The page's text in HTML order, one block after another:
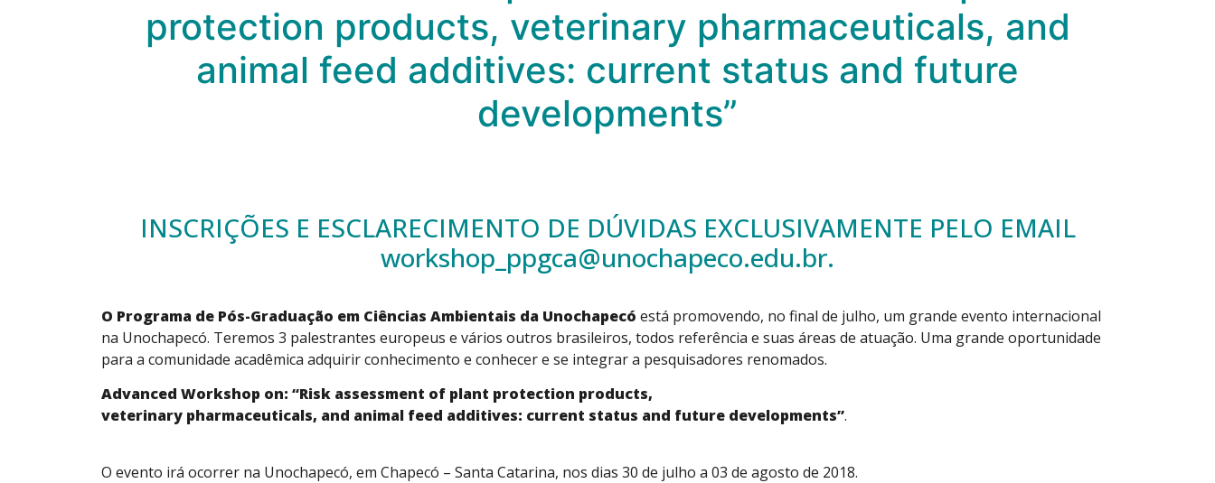
protection products, veterinary pharmaceuticals, and
animal feed additives: current status and future
developments”
INSCRIÇÕES E ESCLARECIMENTO DE DÚVIDAS EXCLUSIVAMENTE PELO EMAIL
workshop_ppgca@unochapeco.edu.br.
O Programa de Pós-Graduação em Ciências Ambientais da Unochapecó está promovendo, no final de julho, um grande evento internacional
na Unochapecó. Teremos 3 palestrantes europeus e vários outros brasileiros, todos referência e suas áreas de atuação. Uma grande oportunidade
para a comunidade acadêmica adquirir conhecimento e conhecer e se integrar a pesquisadores renomados.
Advanced Workshop on: “Risk assessment of plant protection products,
veterinary pharmaceuticals, and animal feed additives: current status and future developments”.
O evento irá ocorrer na Unochapecó, em Chapecó – Santa Catarina, nos dias 30 de julho a 03 de agosto de 2018.